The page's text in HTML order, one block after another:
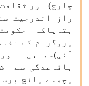
چارج) اور
راؤ اندرجیت
بتایاکہ
پروگرام کے
آئی)سماجی
باقاعدگی سے
پچھلے پانچ